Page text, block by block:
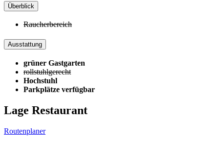
Überblick
Raucherbereich
Ausstattung
grüner Gastgarten
rollstuhlgerecht
Hochstuhl
Parkplätze verfügbar
Lage Restaurant
Routenplaner